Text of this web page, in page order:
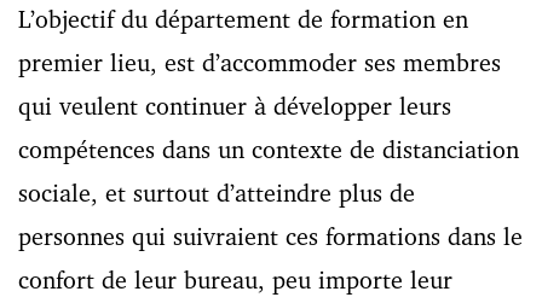
L’objectif du département de formation en
premier lieu, est d’accommoder ses membres
qui veulent continuer à développer leurs
compétences dans un contexte de distanciation
sociale, et surtout d’atteindre plus de
personnes qui suivraient ces formations dans le
confort de leur bureau, peu importe leur